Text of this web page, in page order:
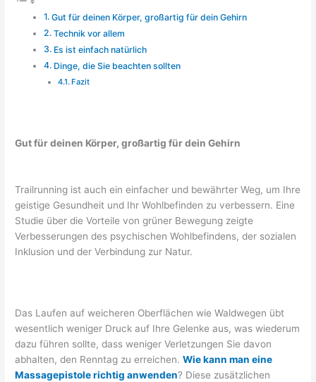
Gut für deinen Körper, großartig für dein Gehirn
Technik vor allem
Es ist einfach natürlich
Dinge, die Sie beachten sollten
Fazit
Gut für deinen Körper, großartig für dein Gehirn
Trailrunning ist auch ein einfacher und bewährter Weg, um Ihre
geistige Gesundheit und Ihr Wohlbefinden zu verbessern. Eine
Studie über die Vorteile von grüner Bewegung zeigte
Verbesserungen des psychischen Wohlbefindens, der sozialen
Inklusion und der Verbindung zur Natur.
Das Laufen auf weicheren Oberflächen wie Waldwegen übt
wesentlich weniger Druck auf Ihre Gelenke aus, was wiederum
dazu führen sollte, dass weniger Verletzungen Sie davon
abhalten, den Renntag zu erreichen.Wie kann man eine
Massagepistole richtig anwenden? Diese zusätzlichen